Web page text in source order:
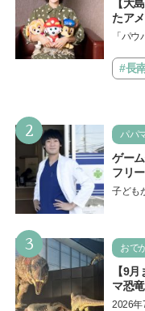
【大
たア
ドも
『パ
ノ・
「パ
の劇場
ウ・パ
#長
2 パパ
ゲー
フリ
学部
子ども
3 おで
【9
マ恐
動員
2026年